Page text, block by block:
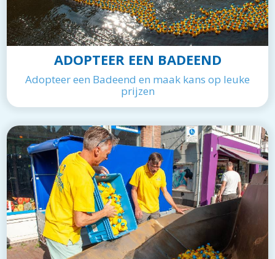
ADOPTEER EEN BADEEND
Adopteer een Badeend en maak kans op leuke
prijzen